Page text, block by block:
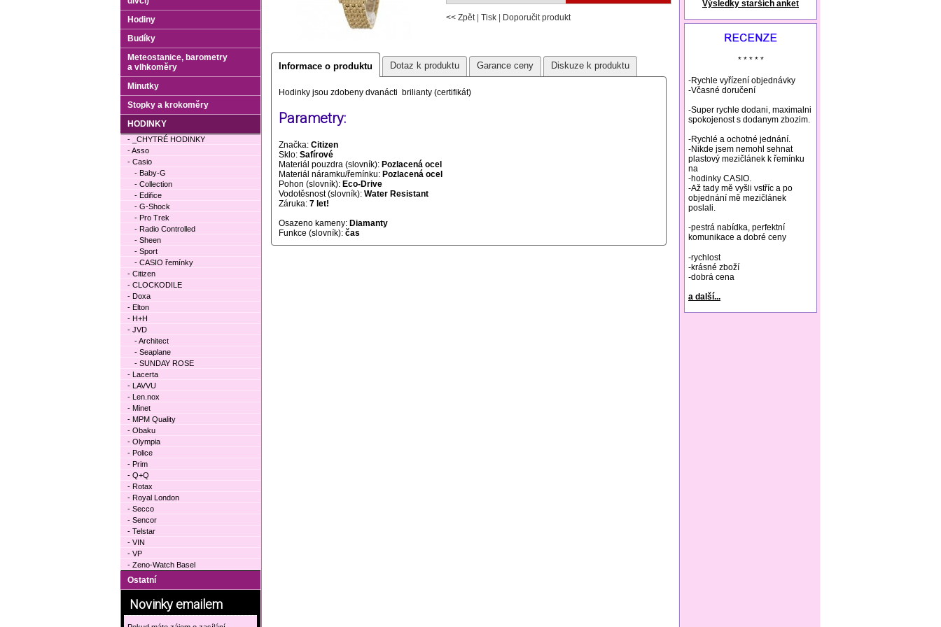
<< Zpět| Tisk Doporučit produkt
Informace o produktu Dotaz k produktu Garance ceny Diskuze k produktu
Hodinky jsou zdobeny dvanácti brilianty (certifikát)
Parametry:
Značka: Citizen
Sklo: Safírové
Materiál pouzdra (slovník): Pozlacená ocel
Materiál náramku/řemínku: Pozlacená ocel
Pohon (slovník): Eco-Drive
Vodotěsnost (slovník): Water Resistant
Záruka: 7 let!
Osazeno kameny: Diamanty
Funkce (slovník): čas
natural remedies rosacea
Výsledky starších anket
* * * * *
-Rychle vyřízení objednávky
-Včasné doručení
-Super rychle dodani, maximalni
spokojenost s dodanym zbozim.
-Rychlé a ochotné jednání.
-Nikde jsem nemohl sehnat
plastový mezičlánek k řemínku
na
-hodinky CASIO.
-Až tady mě vyšli vstříc a po
objednání mě mezičlánek
poslali.
-pestrá nabídka, perfektní
komunikace a dobré ceny
-rychlost
-krásné zboží
-dobrá cena
a další...
Hodiny
Budíky
Meteostanice, barometry
a vlhkoměry
Minutky
Stopky a krokoměry
HODINKY
- _CHYTRÉ HODINKY
- Asso
- Casio
- Baby-G
- Collection
- Edifice
- G-Shock
- Pro Trek
- Radio Controlled
- Sheen
- Sport
- CASIO řemínky
- Citizen
- CLOCKODILE
- Doxa
- Elton
- H+H
- JVD
- Architect
- Seaplane
- SUNDAY ROSE
- Lacerta
- LAVVU
- Len.nox
- Minet
- MPM Quality
- Obaku
- Olympia
- Police
- Prim
- Q+Q
- Rotax
- Royal London
- Secco
- Sencor
- Telstar
- VIN
- VP
- Zeno-Watch Basel
Ostatní
Novinky emailem